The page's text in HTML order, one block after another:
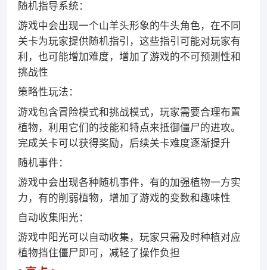
随机指导系统：
游戏中会出现一个山羊头形象的牛头角色，在不同
关卡为玩家提供随机指引，这些指引可能对玩家有
利，也可能增加难度，增加了游戏的不可预测性和
挑战性
策略性玩法：
游戏包含冒险模式和挑战模式，玩家需要合理布置
植物，利用它们的技能和特点来抵御僵尸的进攻。
完成关卡可以获得奖励，后续关卡难度逐渐提升
随机事件：
游戏中会出现各种随机事件，有的加强植物一方实
力，有的削弱植物，增加了游戏的变数和趣味性
自动收集阳光：
游戏中阳光可以自动收集，玩家只需及时种植对应
植物挡住僵尸即可，减轻了操作负担